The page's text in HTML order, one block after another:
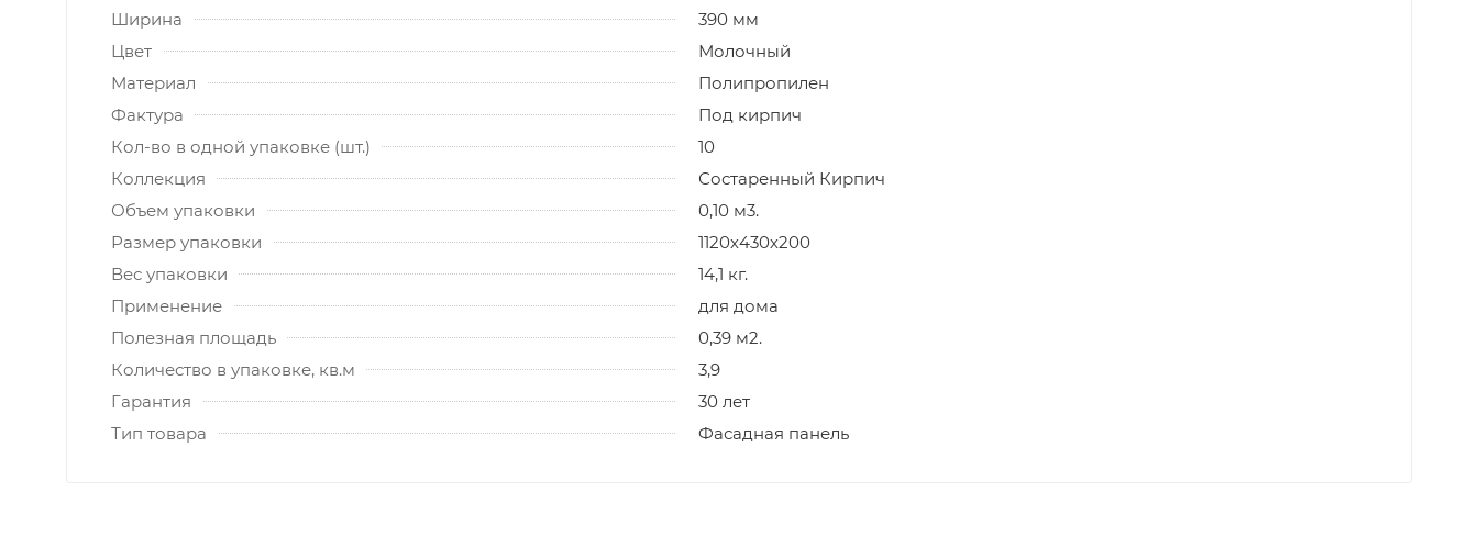
Ширина
390 мм
Цвет
Молочный
Материал
Полипропилен
Фактура
Под кирпич
Кол-во в одной упаковке (шт.)
10
Коллекция
Состаренный Кирпич
Объем упаковки
0,10 м3.
Размер упаковки
1120х430х200
Вес упаковки
14,1 кг.
Применение
для дома
Полезная площадь
0,39 м2.
Количество в упаковке, кв.м
3,9
Гарантия
30 лет
Тип товара
Фасадная панель